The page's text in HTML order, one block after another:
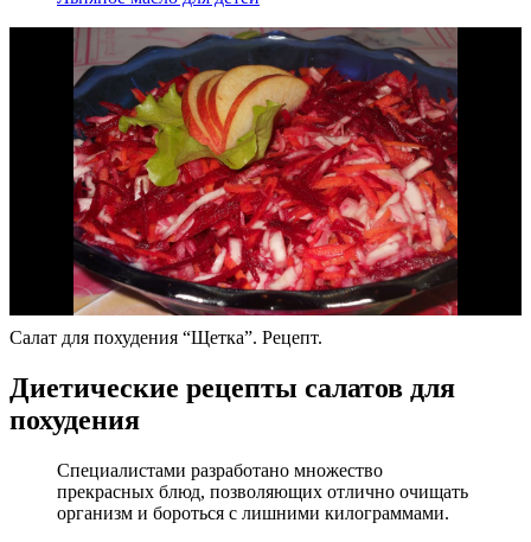
Салат для похудения “Щетка”. Рецепт.
Диетические рецепты салатов для
похудения
Специалистами разработано множество
прекрасных блюд, позволяющих отлично очищать
организм и бороться с лишними килограммами.